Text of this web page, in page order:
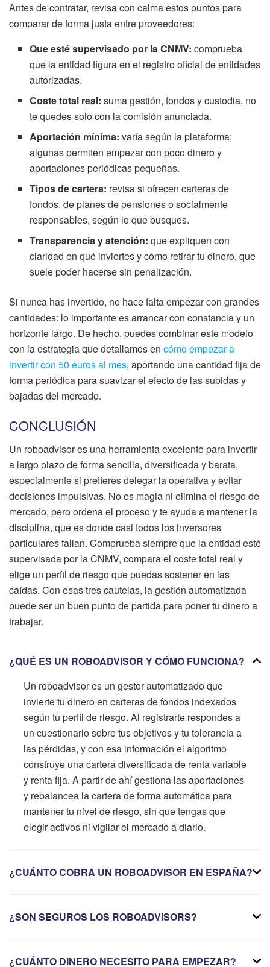
Antes de contratar, revisa con calma estos puntos para
comparar de forma justa entre proveedores:
Que esté supervisado por la CNMV: comprueba
que la entidad figura en el registro oficial de entidades
autorizadas.
Coste total real: suma gestión, fondos y custodia, no
te quedes solo con la comisión anunciada.
Aportación mínima: varía según la plataforma;
algunas permiten empezar con poco dinero y
aportaciones periódicas pequeñas.
Tipos de cartera: revisa si ofrecen carteras de
fondos, de planes de pensiones o socialmente
responsables, según lo que busques.
Transparencia y atención: que expliquen con
claridad en qué inviertes y cómo retirar tu dinero, que
suele poder hacerse sin penalización.
Si nunca has invertido, no hace falta empezar con grandes
cantidades: lo importante es arrancar con constancia y un
horizonte largo. De hecho, puedes combinar este modelo
con la estrategia que detallamos en cómo empezar a
invertir con 50 euros al mes, aportando una cantidad fija de
forma periódica para suavizar el efecto de las subidas y
bajadas del mercado.
CONCLUSIÓN
Un roboadvisor es una herramienta excelente para invertir
a largo plazo de forma sencilla, diversificada y barata,
especialmente si prefieres delegar la operativa y evitar
decisiones impulsivas. No es magia ni elimina el riesgo de
mercado, pero ordena el proceso y te ayuda a mantener la
disciplina, que es donde casi todos los inversores
particulares fallan. Comprueba siempre que la entidad esté
supervisada por la CNMV, compara el coste total real y
elige un perfil de riesgo que puedas sostener en las
caídas. Con esas tres cautelas, la gestión automatizada
puede ser un buen punto de partida para poner tu dinero a
trabajar.
¿QUÉ ES UN ROBOADVISOR Y CÓMO FUNCIONA?
Un roboadvisor es un gestor automatizado que
invierte tu dinero en carteras de fondos indexados
según tu perfil de riesgo. Al registrarte respondes a
un cuestionario sobre tus objetivos y tu tolerancia a
las pérdidas, y con esa información el algoritmo
construye una cartera diversificada de renta variable
y renta fija. A partir de ahí gestiona las aportaciones
y rebalancea la cartera de forma automática para
mantener tu nivel de riesgo, sin que tengas que
elegir activos ni vigilar el mercado a diario.
¿CUÁNTO COBRA UN ROBOADVISOR EN ESPAÑA?
¿SON SEGUROS LOS ROBOADVISORS?
¿CUÁNTO DINERO NECESITO PARA EMPEZAR?